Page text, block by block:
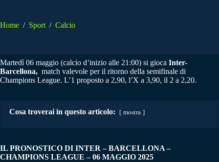
Home / Sport / Calcio
Martedì 06 maggio (calcio d’inizio alle 21:00) si gioca Inter-
Barcellona, match valevole per il ritorno della semifinale di
Champions League. L’1 proposto a 2,90, l’X a 3,90, il 2 a 2,20.
Cosa troverai in questo articolo: mostra
IL PRONOSTICO DI INTER – BARCELLONA –
CHAMPIONS LEAGUE – 06 MAGGIO 2025